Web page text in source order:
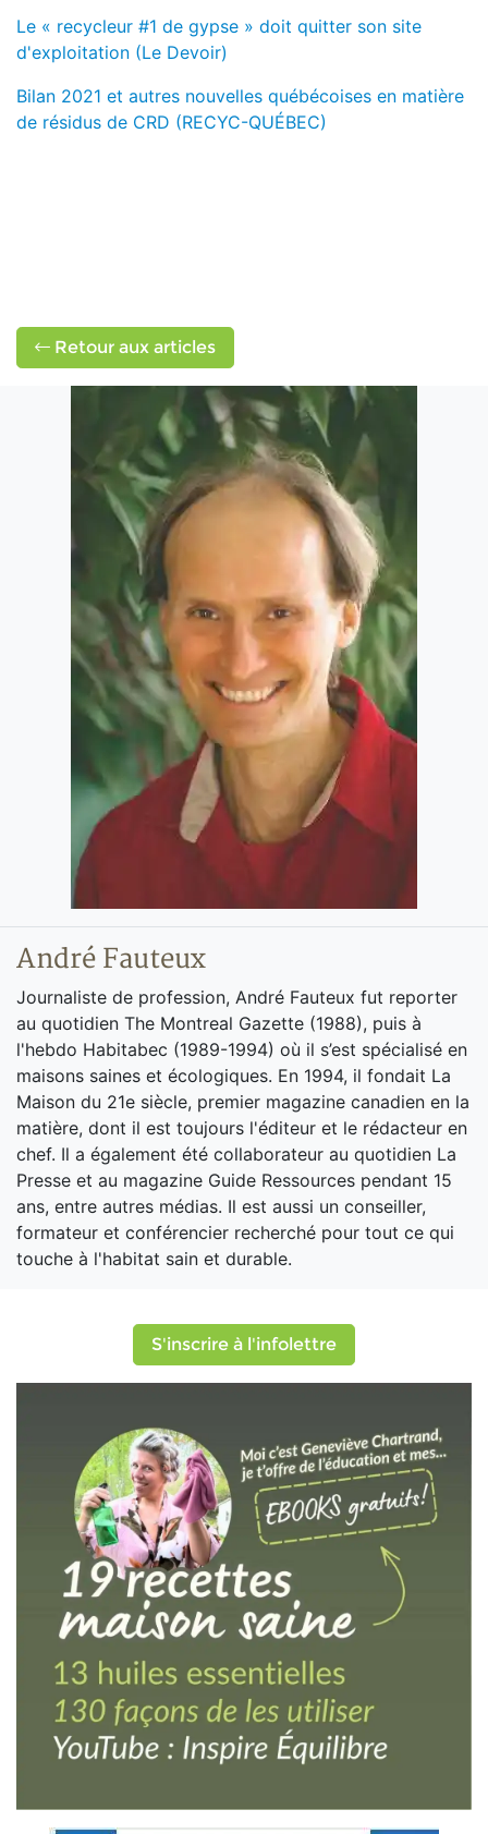
Le « recycleur #1 de gypse » doit quitter son site
d'exploitation (Le Devoir)
Bilan 2021 et autres nouvelles québécoises en matière
de résidus de CRD (RECYC-QUÉBEC)
Retour aux articles
André Fauteux
Journaliste de profession, André Fauteux fut reporter
au quotidien The Montreal Gazette (1988), puis à
l'hebdo Habitabec (1989-1994) où il s’est spécialisé en
maisons saines et écologiques. En 1994, il fondait La
Maison du 21e siècle, premier magazine canadien en la
matière, dont il est toujours l'éditeur et le rédacteur en
chef. Il a également été collaborateur au quotidien La
Presse et au magazine Guide Ressources pendant 15
ans, entre autres médias. Il est aussi un conseiller,
formateur et conférencier recherché pour tout ce qui
touche à l'habitat sain et durable.
S'inscrire à l'infolettre